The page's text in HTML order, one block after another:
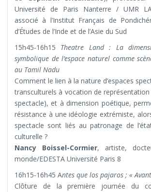
Université de Paris Nanterre / UMR
associé à l’Institut Français de
d’Études de l’Inde et de l’Asie du Sud
15h45-16h15 Theatre Land : La
symbolique de l’espace naturel comme
au Tamil Nadu
Comment le lien à la nature d’espaces
transculturels à vocation de
spectacle), et à dimension poétique,
résistance à une idéologie extrémiste,
spectacle sont liés au patronage de
culturelle ?
Nancy Boissel-Cormier, artiste,
monde/EDESTA Université Paris 8
16h15-16h45 Antes que los pajaros ; «
Clôture de la première journée du